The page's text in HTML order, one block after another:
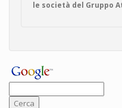
le società del Gruppo